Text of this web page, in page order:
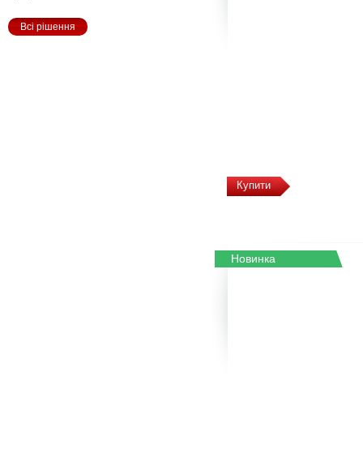
Всі рішення
Купити
Новинка